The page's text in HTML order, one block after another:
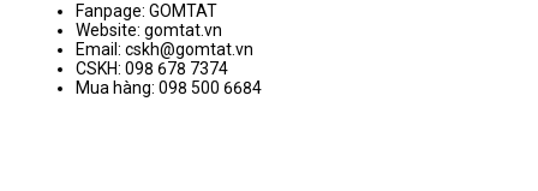
Fanpage: GOMTAT
Website: gomtat.vn
Email: cskh@gomtat.vn
CSKH: 098 678 7374
Mua hàng: 098 500 6684